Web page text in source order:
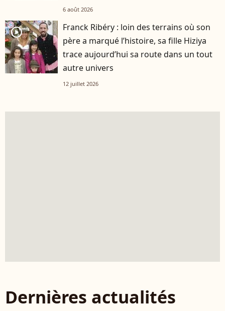
6 août 2026
player2
Franck Ribéry : loin des terrains où son
père a marqué l’histoire, sa fille Hiziya
trace aujourd’hui sa route dans un tout
autre univers
12 juillet 2026
Dernières actualités